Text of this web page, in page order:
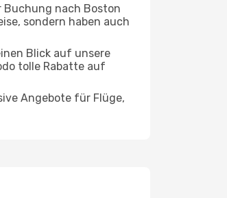
Buchung nach Boston
sondern haben auch
Blick auf unsere
tolle Rabatte auf
Angebote für Flüge,